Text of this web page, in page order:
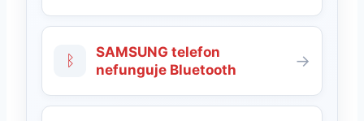
ᛒ
SAMSUNG telefon
nefunguje Bluetooth
→